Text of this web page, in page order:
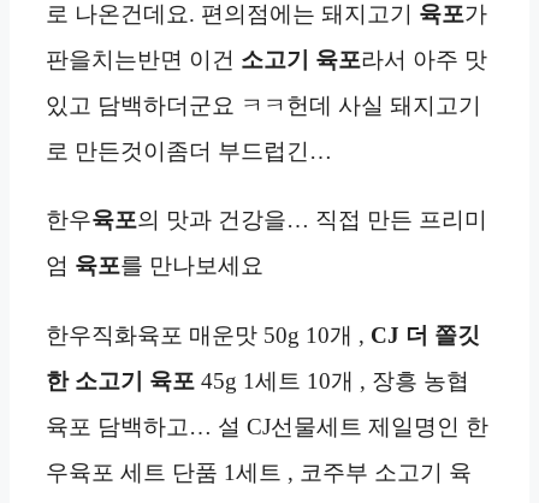
로 나온건데요. 편의점에는 돼지고기 육포가
판을치는반면 이건 소고기 육포라서 아주 맛
있고 담백하더군요 ㅋㅋ헌데 사실 돼지고기
로 만든것이좀더 부드럽긴…
한우육포의 맛과 건강을… 직접 만든 프리미
엄 육포를 만나보세요
한우직화육포 매운맛 50g 10개 , CJ 더 쫄깃
한 소고기 육포 45g 1세트 10개 , 장흥 농협
육포 담백하고… 설 CJ선물세트 제일명인 한
우육포 세트 단품 1세트 , 코주부 소고기 육